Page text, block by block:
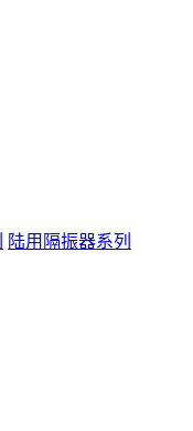
陆用隔振器系列